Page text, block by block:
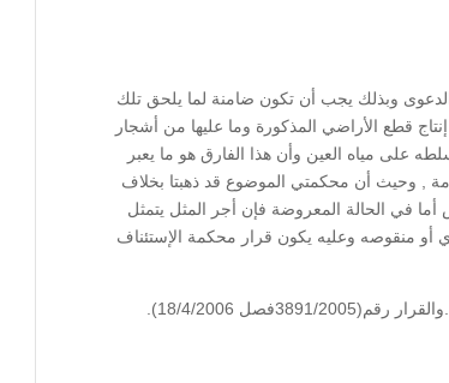
وبذلك يجب أن تكون ضامنة لما يلحق تلك
قطع الأراضي المذكورة وما عليها من أشجار
على مياه العين وأن هذا الفارق هو ما يعبر
, وحيث أن محكمتي الموضوع قد ذهبتا بخلاف
في الحالة المعروضة فإن أجر المثل يتمثل
أو منقوصه وعليه يكون قرار محكمة الإستئناف